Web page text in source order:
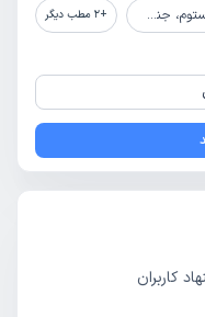
پلاک 688 +
2 مطب دیگر
کاربران